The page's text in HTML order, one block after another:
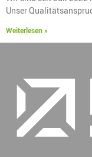
Unser
Weiterlesen »